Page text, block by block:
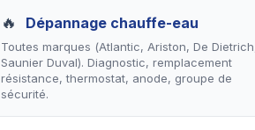
🔥 Dépannage chauffe-eau
Toutes marques (Atlantic, Ariston, De
Saunier Duval). Diagnostic, remplacement
résistance, thermostat, anode, groupe de
sécurité.